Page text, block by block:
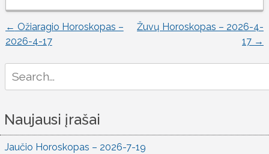
Įrašo
naršymas
← Ožiaragio Horoskopas –
2026-4-17
Žuvų Horoskopas – 2026-4-
17 →
for:
Naujausi įrašai
Jaučio Horoskopas – 2026-7-19